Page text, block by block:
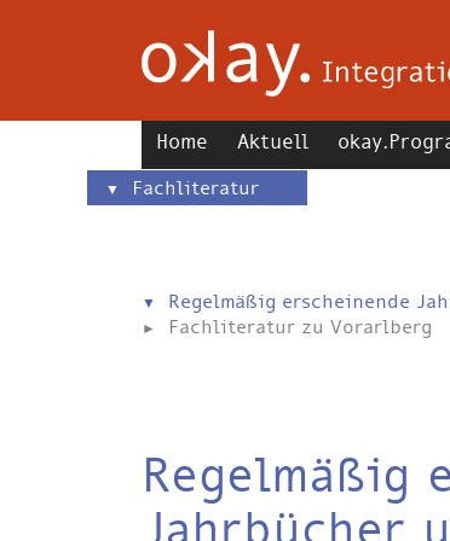
Home Aktuell
Fachliteratur
Regelmäßig erscheinende
Fachliteratur zu Vorarlberg
Regelmäßig